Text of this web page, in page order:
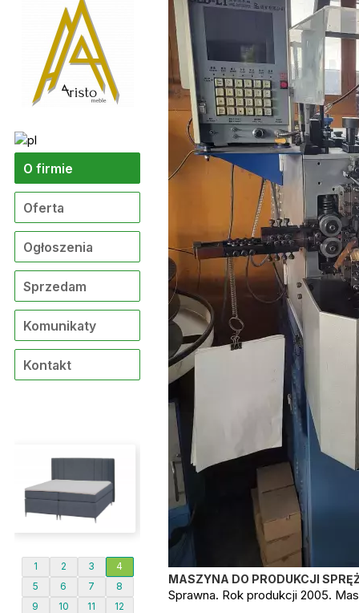
O firmie
Oferta
Ogłoszenia
Sprzedam
Komunikaty
Kontakt
1 2 3
4
5
6 7
8
9
10 11
12
MASZYNA DO PRODUKCJI
Sprawna. Rok produkcji 2005.